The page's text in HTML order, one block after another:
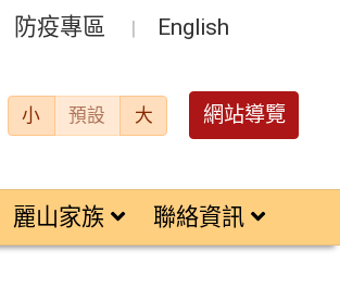
防疫專區 English
小 預設 大 網站導覽
麗山家族 聯絡資訊